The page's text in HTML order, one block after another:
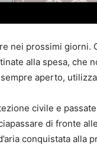
nei prossimi giorni.
alla spesa, che
aperto,
civile e
di fronte
conquistata alla